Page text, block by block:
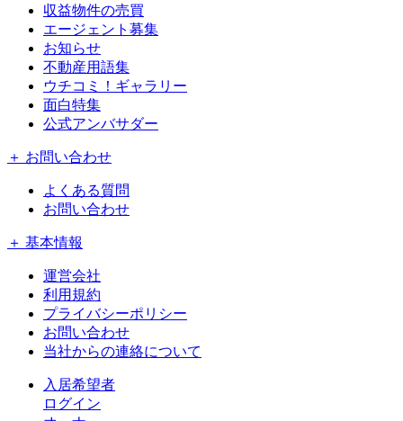
収益物件の売買
エージェント募集
お知らせ
不動産用語集
ウチコミ！ギャラリー
面白特集
公式アンバサダー
＋ お問い合わせ
よくある質問
お問い合わせ
＋ 基本情報
運営会社
利用規約
プライバシーポリシー
お問い合わせ
当社からの連絡について
入居希望者
ログイン